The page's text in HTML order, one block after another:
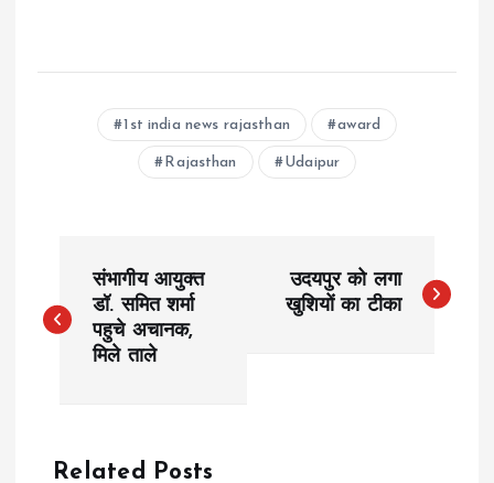
1st india news rajasthan award
Rajasthan Udaipur
o
संभागीय आयुक्त
डॉ. समित शर्मा
पहुचे अचानक,
मिले ताले
उदयपुर को लगा
खुशियों का टीका
Related Posts